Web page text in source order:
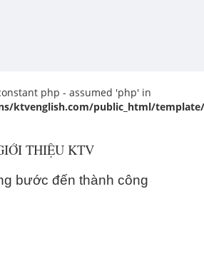
php - assumed 'php' in
ktvenglish.com/public_html/
THIỆU KTV
bước đến thành công